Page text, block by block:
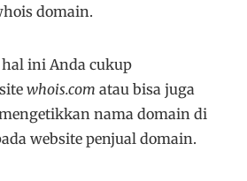
domain.
ini Anda cukup
whois.com atau bisa juga
nama domain di
website penjual domain.